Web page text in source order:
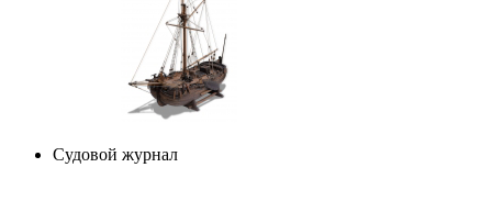
Судовой журнал